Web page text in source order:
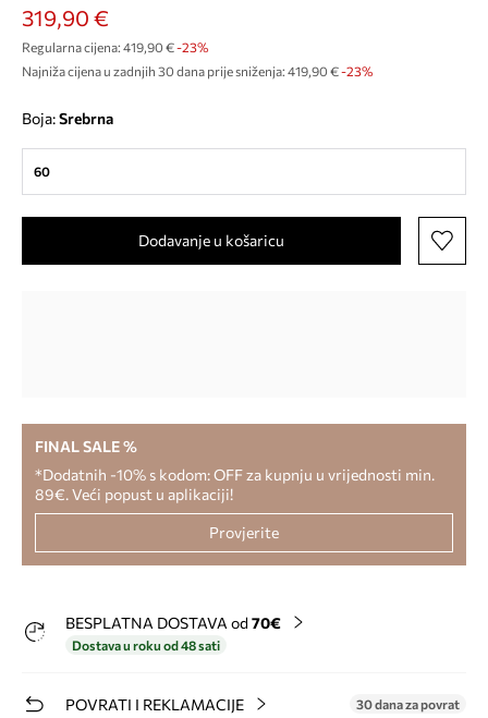
319,90 €
Regularna cijena: 419,90 €-23%
Najniža cijena u zadnjih 30 dana prije sniženja: 419,90 € -23%
Boja: srebrna
60
Dodavanje u košaricu
FINAL SALE %
*Dodatnih -10% s kodom: OFF za kupnju u vrijednosti min.
89€. Veći popust u aplikaciji!
Provjerite
BESPLATNA DOSTAVA od 70€
Dostava u roku od 48 sati
POVRATI I REKLAMACIJE 30 dana za povrat